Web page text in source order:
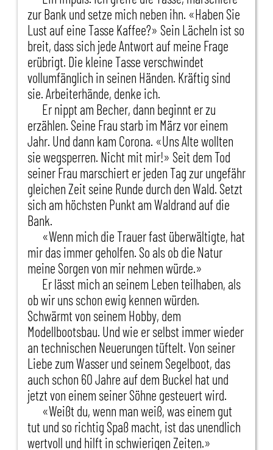
zur Bank und setze mich neben ihn. «Haben Sie
Lust auf eine Tasse Kaffee?» Sein Lächeln ist so
breit, dass sich jede Antwort auf meine Frage
erübrigt. Die kleine Tasse verschwindet
vollumfänglich in seinen Händen. Kräftig sind
sie. Arbeiterhände, denke ich.
Er nippt am Becher, dann beginnt er zu
erzählen. Seine Frau starb im März vor einem
Jahr. Und dann kam Corona. «Uns Alte wollten
sie wegsperren. Nicht mit mir!» Seit dem Tod
seiner Frau marschiert er jeden Tag zur ungefähr
gleichen Zeit seine Runde durch den Wald. Setzt
sich am höchsten Punkt am Waldrand auf die
Bank.
«Wenn mich die Trauer fast überwältigte, hat
mir das immer geholfen. So als ob die Natur
meine Sorgen von mir nehmen würde.»
Er lässt mich an seinem Leben teilhaben, als
ob wir uns schon ewig kennen würden.
Schwärmt von seinem Hobby, dem
Modellbootsbau. Und wie er selbst immer wieder
an technischen Neuerungen tüftelt. Von seiner
Liebe zum Wasser und seinem Segelboot, das
auch schon 60 Jahre auf dem Buckel hat und
jetzt von einem seiner Söhne gesteuert wird.
«Weißt du, wenn man weiß, was einem gut
tut und so richtig Spaß macht, ist das unendlich
wertvoll und hilft in schwierigen Zeiten.»